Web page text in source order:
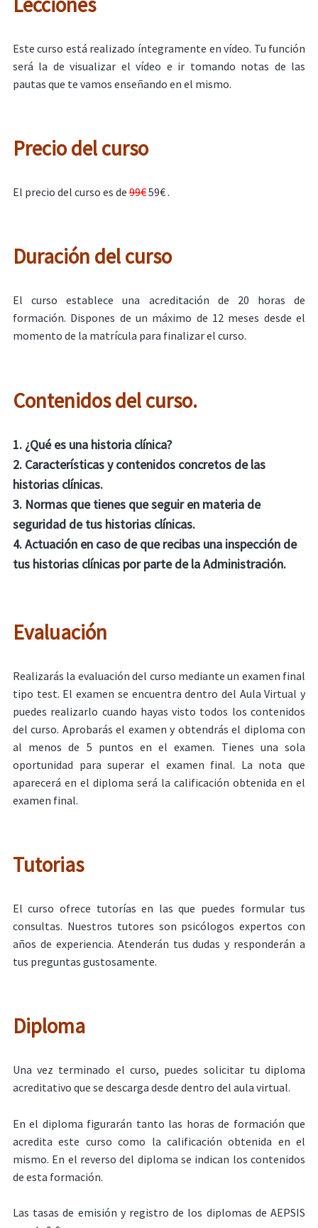
Este curso está realizado íntegramente en vídeo. Tu función
será la de visualizar el vídeo e ir tomando notas de las
pautas que te vamos enseñando en el mismo.
Precio del curso
El precio del curso es de 99€59€ .
Duración del curso
El curso establece una acreditación de 20 horas de
formación. Dispones de un máximo de 12 meses desde el
momento de la matrícula para finalizar el curso.
Contenidos del curso.
1. ¿Qué es una historia clínica?
2. Características y contenidos concretos de las
historias clínicas.
3. Normas que tienes que seguir en materia de
seguridad de tus historias clínicas.
4. Actuación en caso de que recibas una inspección de
tus historias clínicas por parte de la Administración.
Evaluación
Realizarás la evaluación del curso mediante un examen final
tipo test. El examen se encuentra dentro del Aula Virtual y
puedes realizarlo cuando hayas visto todos los contenidos
del curso. Aprobarás el examen y obtendrás el diploma con
al menos de 5 puntos en el examen. Tienes una sola
oportunidad para superar el examen final. La nota que
aparecerá en el diploma será la calificación obtenida en el
examen final.
Tutorias
El curso ofrece tutorías en las que puedes formular tus
consultas. Nuestros tutores son psicólogos expertos con
años de experiencia. Atenderán tus dudas y responderán a
tus preguntas gustosamente.
Diploma
Una vez terminado el curso, puedes solicitar tu diploma
acreditativo que se descarga desde dentro del aula virtual.
En el diploma figurarán tanto las horas de formación que
acredita este curso como la calificación obtenida en el
mismo. En el reverso del diploma se indican los contenidos
de esta formación.
Las tasas de emisión y registro de los diplomas de AEPSIS